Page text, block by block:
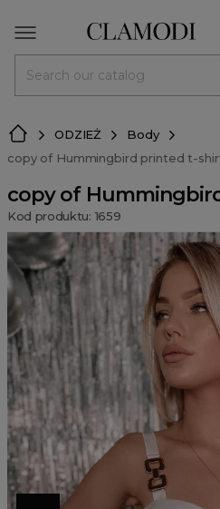
ODZIEŻ
Body
copy of Hummingbird printed t-
copy of
Kod produktu: 1659